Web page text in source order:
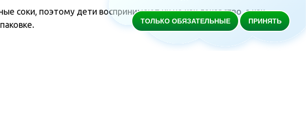
соки, поэтому дети воспринимают их не как лекарство, а как
ТОЛЬКО ОБЯЗАТЕЛЬНЫЕ ПРИНЯТЬ